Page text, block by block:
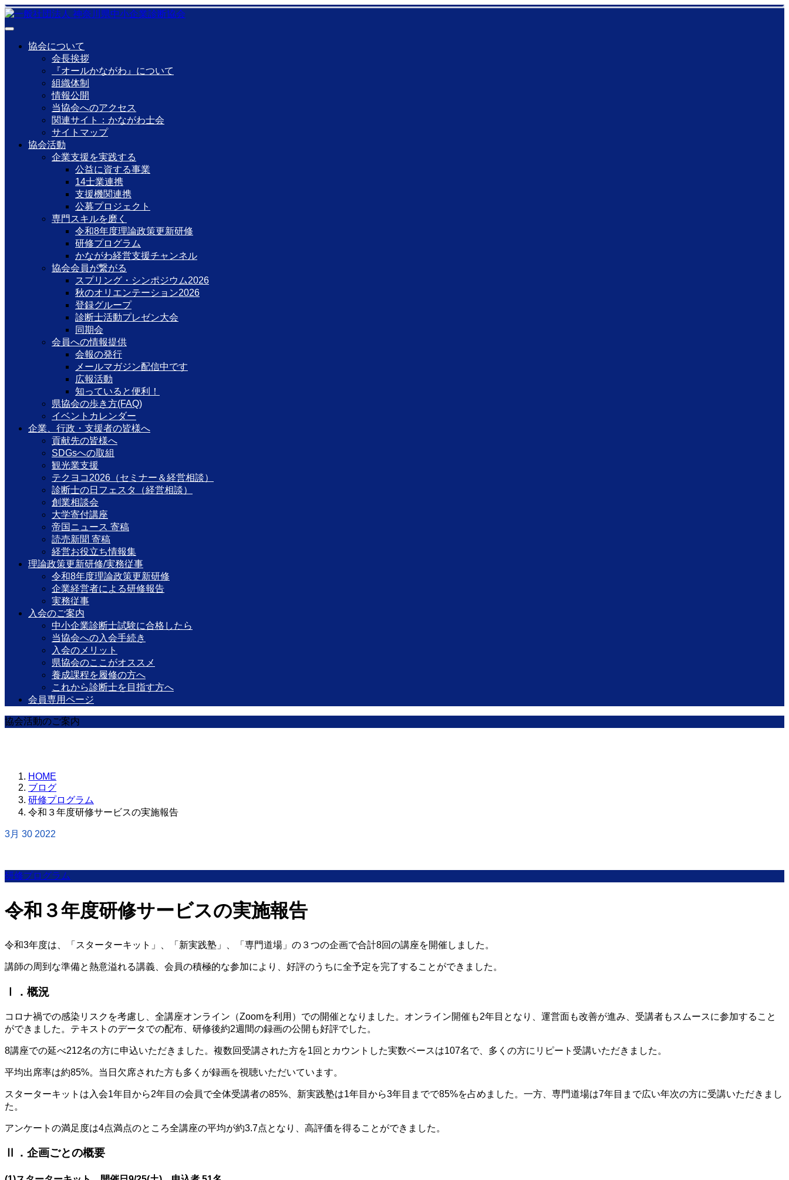
協会について
会長挨拶
『オールかながわ』について
組織体制
情報公開
当協会へのアクセス
関連サイト：かながわ士会
サイトマップ
協会活動
企業支援を実践する
公益に資する事業
14士業連携
支援機関連携
公募プロジェクト
専門スキルを磨く
令和8年度理論政策更新研修
研修プログラム
かながわ経営支援チャンネル
協会会員が繋がる
スプリング・シンポジウム2026
秋のオリエンテーション2026
登録グループ
診断士活動プレゼン大会
同期会
会員への情報提供
会報の発行
メールマガジン配信中です
広報活動
知っていると便利！
県協会の歩き方(FAQ)
イベントカレンダー
企業、行政・支援者の皆様へ
貢献先の皆様へ
SDGsへの取組
観光業支援
テクヨコ2026（セミナー＆経営相談）
診断士の日フェスタ（経営相談）
創業相談会
大学寄付講座
帝国ニュース 寄稿
読売新聞 寄稿
経営お役立ち情報集
理論政策更新研修/実務従事
令和8年度理論政策更新研修
企業経営者による研修報告
実務従事
入会のご案内
中小企業診断士試験に合格したら
当協会への入会手続き
入会のメリット
県協会のここがオススメ
養成課程を履修の方へ
これから診断士を目指す方へ
会員専用ページ
協会活動のご案内
HOME
ブログ
研修プログラム
令和３年度研修サービスの実施報告
3月 30 2022
研修プログラム
令和３年度研修サービスの実施報告
令和3年度は、「スターターキット」、「新実践塾」、「専門道場」の３つの企画で合計8回の講座を開催しました。
講師の周到な準備と熱意溢れる講義、会員の積極的な参加により、好評のうちに全予定を完了することができました。
Ⅰ．概況
コロナ禍での感染リスクを考慮し、全講座オンライン（Zoomを利用）での開催となりました。オンライン開催も2年目となり、運営面も改善が進み、受講者もスムースに参加すること
ができました。テキストのデータでの配布、研修後約2週間の録画の公開も好評でした。
8講座での延べ212名の方に申込いただきました。複数回受講された方を1回とカウントした実数ベースは107名で、多くの方にリピート受講いただきました。
平均出席率は約85%。当日欠席された方も多くが録画を視聴いただいています。
スターターキットは入会1年目から2年目の会員で全体受講者の85%、新実践塾は1年目から3年目までで85%を占めました。一方、専門道場は7年目まで広い年次の方に受講いただきまし
た。
アンケートの満足度は4点満点のところ全講座の平均が約3.7点となり、高評価を得ることができました。
Ⅱ．企画ごとの概要